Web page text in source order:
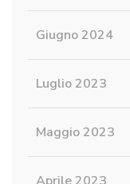
Giugno 2024
Luglio 2023
Maggio 2023